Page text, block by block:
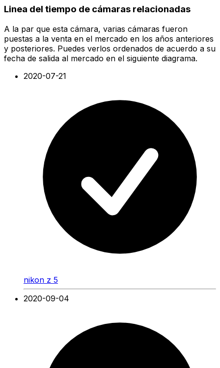
Linea del tiempo de cámaras relacionadas
A la par que esta cámara, varias cámaras fueron
puestas a la venta en el mercado en los años anteriores
y posteriores. Puedes verlos ordenados de acuerdo a su
fecha de salida al mercado en el siguiente diagrama.
2020-07-21
nikon z 5
2020-09-04